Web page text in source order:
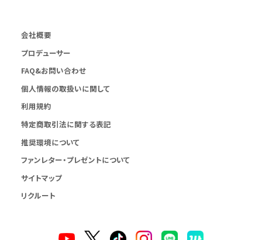
会社概要
プロデューサー
FAQ&お問い合わせ
個人情報の取扱いに関して
利用規約
特定商取引法に関する表記
推奨環境について
ファンレター・プレゼントについて
サイトマップ
リクルート